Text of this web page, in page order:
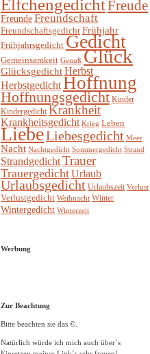
ElfchengedichtFreude
FreundeFreundschaft
Freundschaftsgedicht Frühjahr
Frühjahrsgedicht Gedicht
Gemeinsamkeit Genuß Glück
GlücksgedichtHerbst
HerbstgedichtHoffnung
Hoffnungsgedicht Kinder
Kindergedicht Krankheit
Krankheitsgedicht Krieg Leben
LiebeLiebesgedicht Meer
Nacht Nachtgedicht Sommergedicht Strand
StrandgedichtTrauer
TrauergedichtUrlaub
Urlaubsgedicht Urlaubszeit Verlust
Verlustgedicht Weihnacht Winter
Wintergedicht Winterzeit
Werbung
Zur Beachtung
Bitte beachten sie das ©.
Natürlich würde ich mich auch über´s